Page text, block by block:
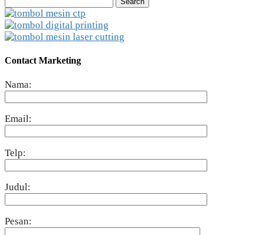
for:
Contact Marketing
Nama:
Email:
Telp:
Judul:
Pesan: